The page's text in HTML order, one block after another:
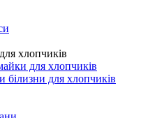
хлопчиків
для хлопчиків
білизни для хлопчиків